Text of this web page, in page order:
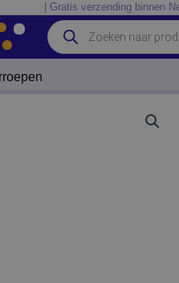
| Gratis verzending binnen
Producten
zoeken